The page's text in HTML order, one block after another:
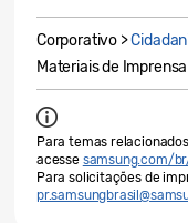
Corporativo >
Materiais de
Para temas
acesse samsung.com/
Para solicitações de